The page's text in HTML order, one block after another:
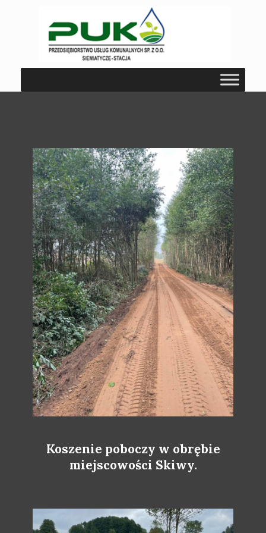
Koszenie poboczy w obrębie
miejscowości Skiwy.